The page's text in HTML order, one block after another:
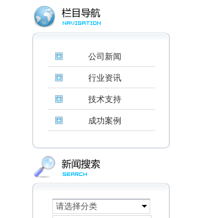
公司新闻
行业资讯
技术支持
成功案例
请选择分类